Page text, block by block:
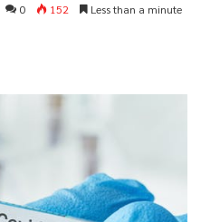
0 152 Less than a minute